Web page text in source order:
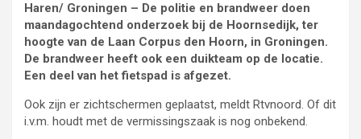
Haren/ Groningen – De politie en brandweer doen
maandagochtend onderzoek bij de Hoornsedijk, ter
hoogte van de Laan Corpus den Hoorn, in Groningen.
De brandweer heeft ook een duikteam op de locatie.
Een deel van het fietspad is afgezet.
Ook zijn er zichtschermen geplaatst, meldt Rtvnoord. Of dit
i.v.m. houdt met de vermissingszaak is nog onbekend.